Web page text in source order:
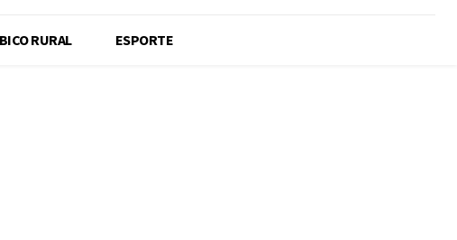
BICO RURAL ESPORTE